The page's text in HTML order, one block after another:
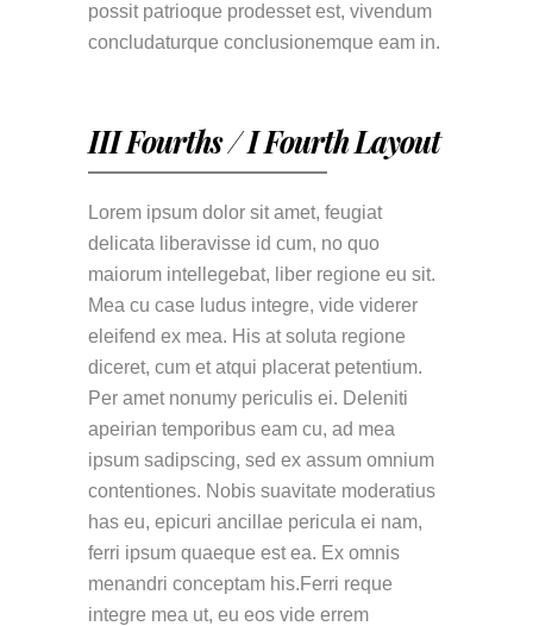
possit patrioque prodesset est, vivendum
concludaturque conclusionemque eam in.
III Fourths / I Fourth Layout
Lorem ipsum dolor sit amet, feugiat
delicata liberavisse id cum, no quo
maiorum intellegebat, liber regione eu sit.
Mea cu case ludus integre, vide viderer
eleifend ex mea. His at soluta regione
diceret, cum et atqui placerat petentium.
Per amet nonumy periculis ei. Deleniti
apeirian temporibus eam cu, ad mea
ipsum sadipscing, sed ex assum omnium
contentiones. Nobis suavitate moderatius
has eu, epicuri ancillae pericula ei nam,
ferri ipsum quaeque est ea. Ex omnis
menandri conceptam his.Ferri reque
integre mea ut, eu eos vide errem